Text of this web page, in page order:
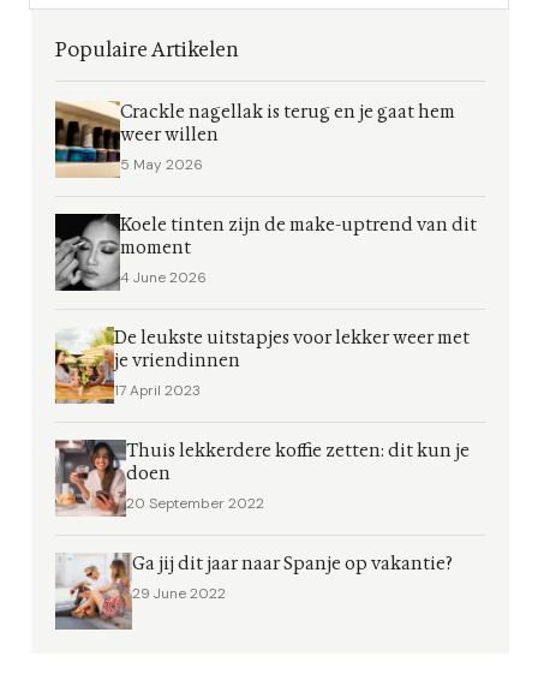
Populaire Artikelen
Crackle nagellak is terug en je gaat hem
weer willen
5 May 2026
Koele tinten zijn de make-uptrend van dit
moment
4 June 2026
De leukste uitstapjes voor lekker weer met
je vriendinnen
17 April 2023
Thuis lekkerdere koffie zetten: dit kun je
doen
20 September 2022
Ga jij dit jaar naar Spanje op vakantie?
29 June 2022